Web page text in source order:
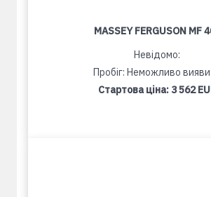
MASSEY FERGUSON MF
Невідомо:
Пробіг: Неможливо
Стартова ціна: 3 562